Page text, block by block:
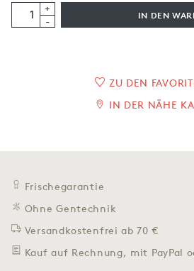
+
-
IN DEN
ZU DEN
IN DER NÄHE
Frischegarantie
Ohne Gentechnik
Versandkostenfrei ab 70 €
Kauf auf Rechnung, mit PayPal